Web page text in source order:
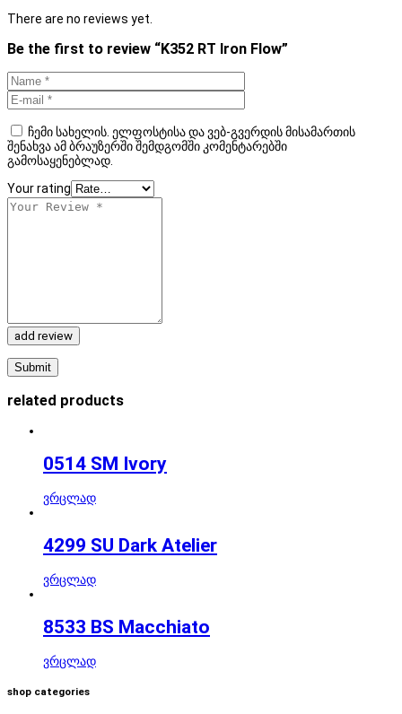
There are no reviews yet.
Be the first to review “K352 RT Iron Flow”
ჩემი სახელის. ელფოსტისა და ვებ-გვერდის მისამართის
შენახვა ამ ბრაუზერში შემდგომში კომენტარებში
გამოსაყენებლად.
Your rating
add review
related products
0514 SM Ivory
ვრცლად
4299 SU Dark Atelier
ვრცლად
8533 BS Macchiato
ვრცლად
shop categories